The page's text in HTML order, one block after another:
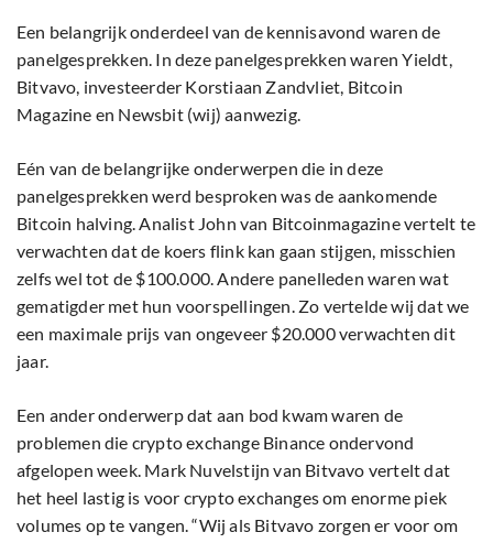
Een belangrijk onderdeel van de kennisavond waren de
panelgesprekken. In deze panelgesprekken waren Yieldt,
Bitvavo, investeerder Korstiaan Zandvliet, Bitcoin
Magazine en Newsbit (wij) aanwezig.
Eén van de belangrijke onderwerpen die in deze
panelgesprekken werd besproken was de aankomende
Bitcoin halving. Analist John van Bitcoinmagazine vertelt te
verwachten dat de koers flink kan gaan stijgen, misschien
zelfs wel tot de $100.000. Andere panelleden waren wat
gematigder met hun voorspellingen. Zo vertelde wij dat we
een maximale prijs van ongeveer $20.000 verwachten dit
jaar.
Een ander onderwerp dat aan bod kwam waren de
problemen die crypto exchange Binance ondervond
afgelopen week. Mark Nuvelstijn van Bitvavo vertelt dat
het heel lastig is voor crypto exchanges om enorme piek
volumes op te vangen. “Wij als Bitvavo zorgen er voor om